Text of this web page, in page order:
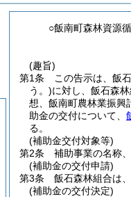
○飯南町森林資源
(趣旨)
第1条
この告示は、飯
う。)に対し、飯石森
想、飯南町農林業振興
助金の交付について、
る。
(補助金交付対象等)
第2条
補助事業の名称
(補助金の交付申請)
第3条
飯石森林組合は
(補助金の交付決定)